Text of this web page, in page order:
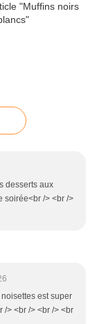
desserts aux
soirée<br /> <br />
est super
/> <br /> <br /> <br